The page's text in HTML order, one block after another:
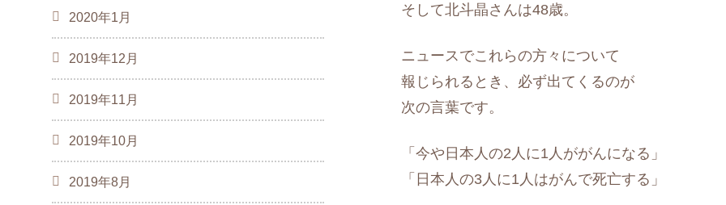
そして北斗晶さんは48歳。
ニュースでこれらの方々について
報じられるとき、必ず出てくるのが
次の言葉です。
「今や日本人の2人に1人ががんになる」
「日本人の3人に1人はがんで死亡する」
2020年1月
2019年12月
2019年11月
2019年10月
2019年8月